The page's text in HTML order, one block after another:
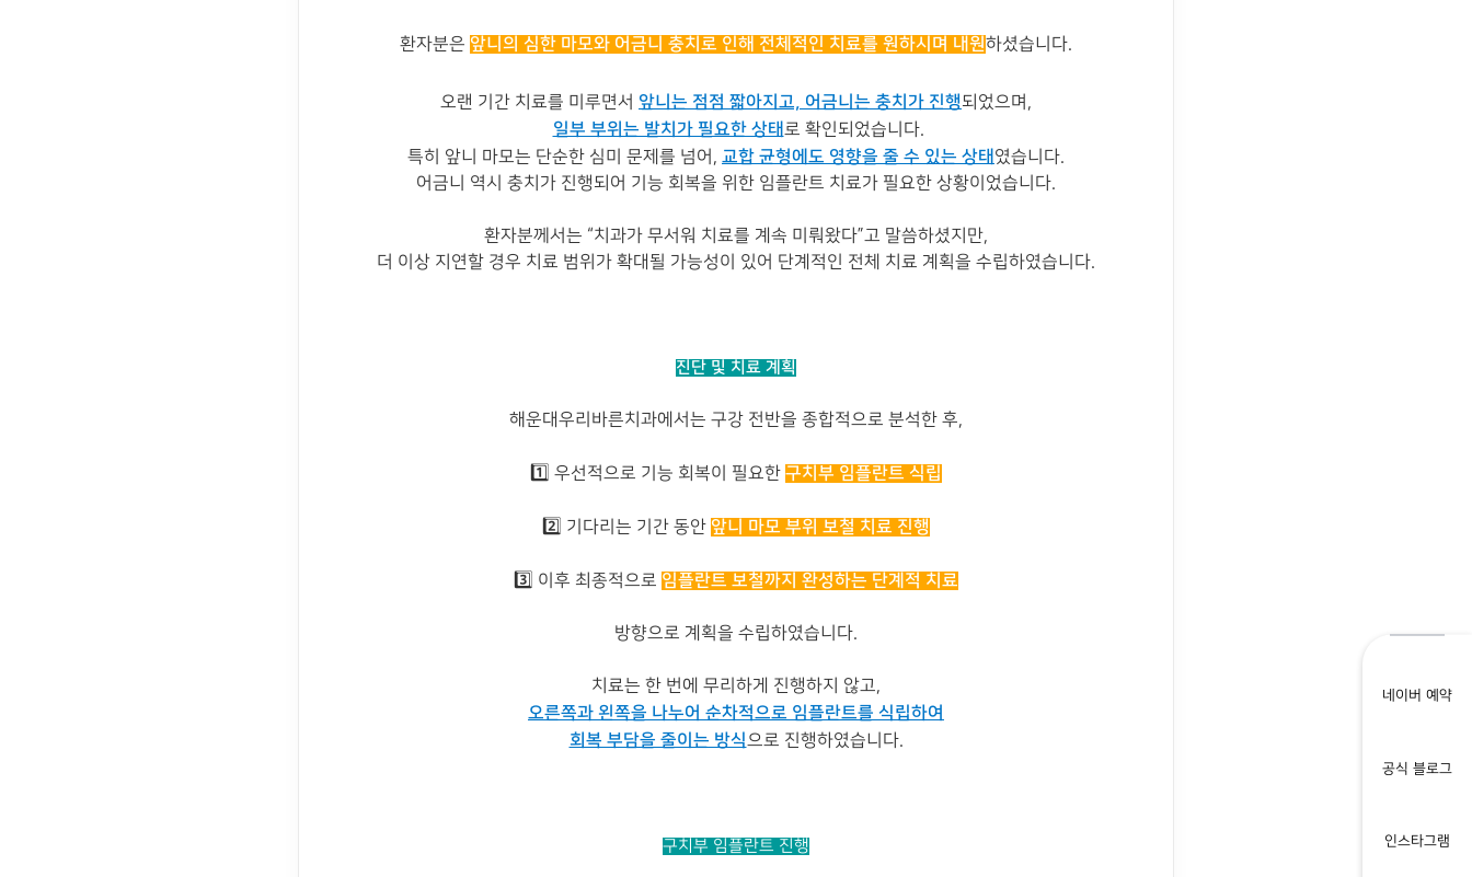
환자분은 앞니의 심한 마모와 어금니 충치로 인해 전체적인 치료를 원하시며 내원하셨습니다.
오랜 기간 치료를 미루면서 앞니는 점점 짧아지 고, 어금니는 충치가 진행되었으며,
일부 부위는 발치가 필요한 상태로 확인되었습니다.
특히 앞니 마모는 단순한 심미 문제를 넘어, 교합 균형에도 영향을 줄 수 있는 상태 였습니다.
어금니 역시 충치가 진행되어 기능 회복을 위한 임플란트 치료가 필요한 상황이었습니다.
환자분께서는 “치과가 무서워 치료를 계속 미뤄왔다”고 말씀하셨지만,
더 이상 지연할 경우 치료 범위가 확대될 가능성이 있어 단계적인 전체 치료 계획을 수립하였습니다.
진단 및 치료 계획
해운대우리바른치과에서는 구강 전반을 종합적으로 분석한 후,
1️⃣ 우선적으로 기능 회복이 필요한 구치부 임플란트 식립
2️⃣ 기다리는 기간 동안 앞니 마모 부위 보철 치료 진행
3️⃣ 이후 최종적으로 임플란트 보철까지 완성하는 단계적 치료
방향으로 계획을 수립하였습니다.
치료는 한 번에 무리하게 진행하지 않고,
오른쪽과 왼쪽을 나누어 순차적으로 임플란트를 식립하여
회복 부담을 줄이는 방식으로 진행하였습니다.
구치부 임플란트 진행
네이버 예약
공식 블로그
인스타그램